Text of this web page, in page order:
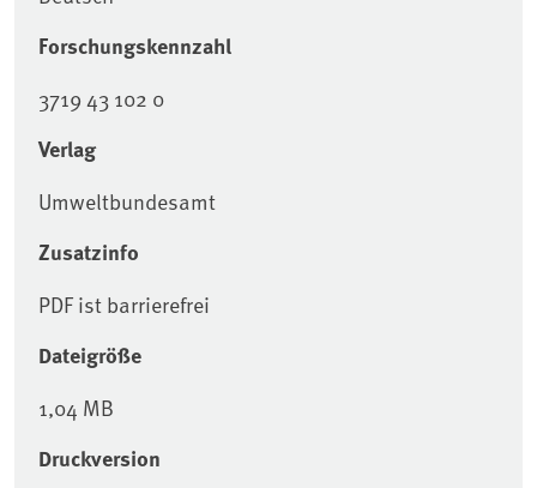
Forschungskennzahl
3719 43 102 0
Verlag
Umweltbundesamt
Zusatzinfo
PDF ist barrierefrei
Dateigröße
1,04 MB
Druckversion